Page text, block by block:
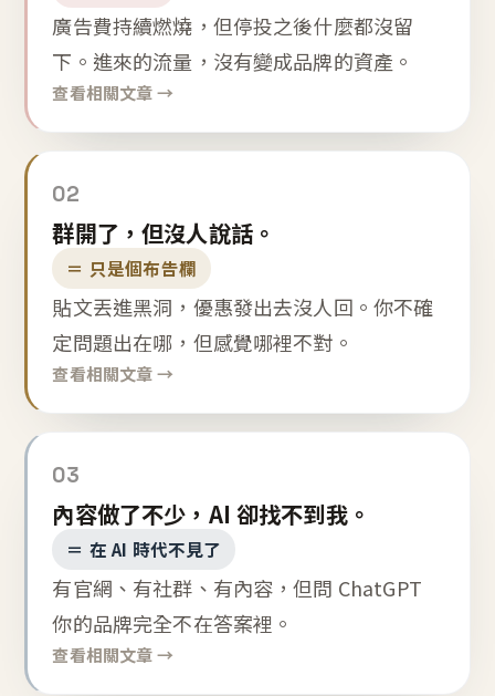
廣告費持續燃燒，但停投之後什麼都沒留
下。進來的流量，沒有變成品牌的資產。
查看相關文章 →
02
群開了，但沒人說話。
＝ 只是個布告欄
貼文丟進黑洞，優惠發出去沒人回。你不確
定問題出在哪，但感覺哪裡不對。
查看相關文章 →
03
內容做了不少，AI 卻找不到我。
＝ 在 AI 時代不見了
有官網、有社群、有內容，但問 ChatGPT
你的品牌完全不在答案裡。
查看相關文章 →